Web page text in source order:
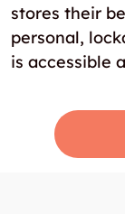
stores their
personal,
is accessible